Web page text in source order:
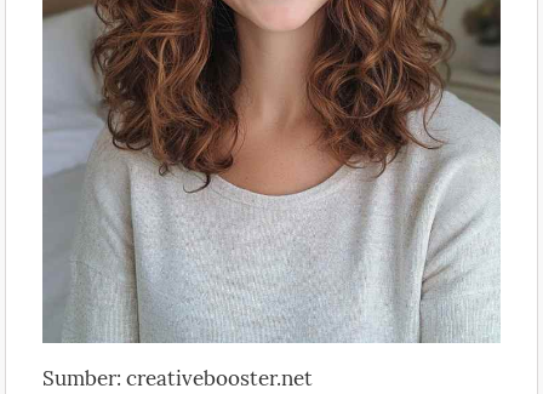
Sumber: creativebooster.net